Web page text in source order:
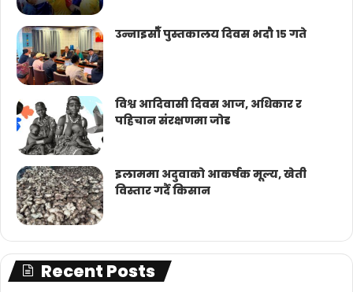
उन्नाइसौँ पुस्तकालय दिवस भदौ १५ गते
विश्व आदिवासी दिवस आज, अधिकार र
पहिचान संरक्षणमा जोड
इलाममा अदुवाको आकर्षक मूल्य, खेती
विस्तार गर्दै किसान
Recent Posts